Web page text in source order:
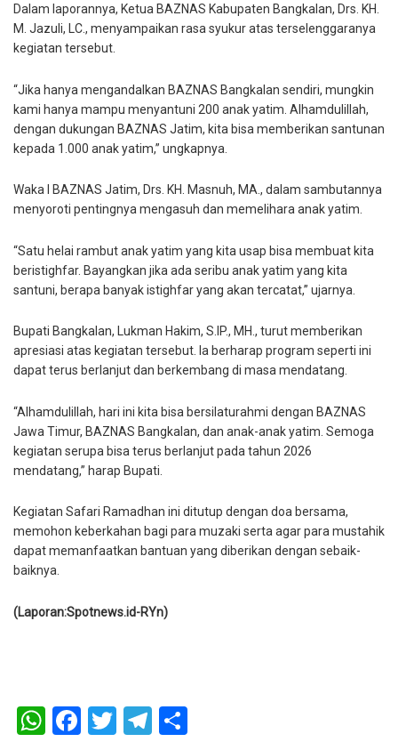
Dalam laporannya, Ketua BAZNAS Kabupaten Bangkalan, Drs. KH.
M. Jazuli, LC., menyampaikan rasa syukur atas terselenggaranya
kegiatan tersebut.
“Jika hanya mengandalkan BAZNAS Bangkalan sendiri, mungkin
kami hanya mampu menyantuni 200 anak yatim. Alhamdulillah,
dengan dukungan BAZNAS Jatim, kita bisa memberikan santunan
kepada 1.000 anak yatim,” ungkapnya.
Waka I BAZNAS Jatim, Drs. KH. Masnuh, MA., dalam sambutannya
menyoroti pentingnya mengasuh dan memelihara anak yatim.
“Satu helai rambut anak yatim yang kita usap bisa membuat kita
beristighfar. Bayangkan jika ada seribu anak yatim yang kita
santuni, berapa banyak istighfar yang akan tercatat,” ujarnya.
Bupati Bangkalan, Lukman Hakim, S.IP., MH., turut memberikan
apresiasi atas kegiatan tersebut. Ia berharap program seperti ini
dapat terus berlanjut dan berkembang di masa mendatang.
“Alhamdulillah, hari ini kita bisa bersilaturahmi dengan BAZNAS
Jawa Timur, BAZNAS Bangkalan, dan anak-anak yatim. Semoga
kegiatan serupa bisa terus berlanjut pada tahun 2026
mendatang,” harap Bupati.
Kegiatan Safari Ramadhan ini ditutup dengan doa bersama,
memohon keberkahan bagi para muzaki serta agar para mustahik
dapat memanfaatkan bantuan yang diberikan dengan sebaik-
baiknya.
(Laporan:Spotnews.id-RYn)
WhatsApp
Facebook
TwitterTelegram